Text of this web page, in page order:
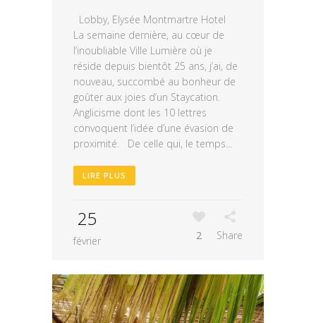
Lobby, Elysée Montmartre Hotel
La semaine dernière, au cœur de
l’inoubliable Ville Lumière où je
réside depuis bientôt 25 ans, j’ai, de
nouveau, succombé au bonheur de
goûter aux joies d’un Staycation.
Anglicisme dont les 10 lettres
convoquent l’idée d’une évasion de
proximité. De celle qui, le temps...
LIRE PLUS
25
février 2 Share